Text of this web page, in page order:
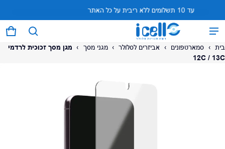
עד 10 תשלומים ללא ריבית על כל האתר
0 פריטים
המוצר נוסף לעגלה
לתשלום
בית › סמארטפונים › אביזרים לסלולר › מגני מסך › מגן מסך זכוכית לרדמי
12C / 13C
המוצר